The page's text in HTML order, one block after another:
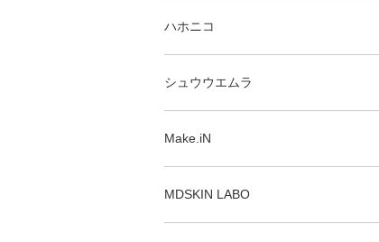
ハホニコ
シュウウエムラ
Make.iN
MDSKIN LABO